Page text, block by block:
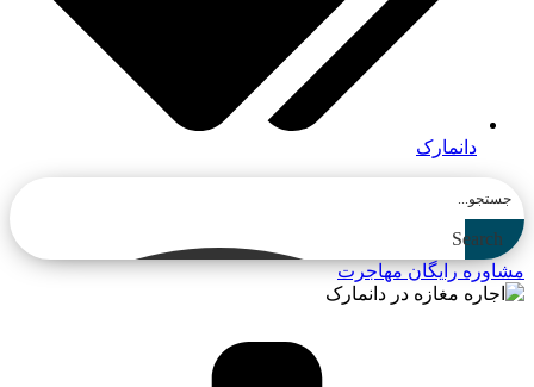
دانمارک
Search
مشاوره رایگان مهاجرت